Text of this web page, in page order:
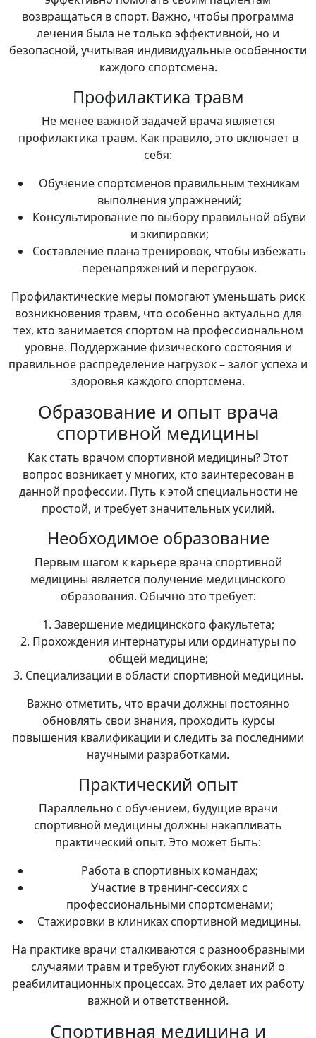
возвращаться в спорт. Важно, чтобы программа
лечения была не только эффективной, но и
безопасной, учитывая индивидуальные особенности
каждого спортсмена.
Профилактика травм
Не менее важной задачей врача является
профилактика травм. Как правило, это включает в
себя:
Обучение спортсменов правильным техникам
выполнения упражнений;
Консультирование по выбору правильной обуви
и экипировки;
Составление плана тренировок, чтобы избежать
перенапряжений и перегрузок.
Профилактические меры помогают уменьшать риск
возникновения травм, что особенно актуально для
тех, кто занимается спортом на профессиональном
уровне. Поддержание физического состояния и
правильное распределение нагрузок – залог успеха и
здоровья каждого спортсмена.
Образование и опыт врача
спортивной медицины
Как стать врачом спортивной медицины? Этот
вопрос возникает у многих, кто заинтересован в
данной профессии. Путь к этой специальности не
простой, и требует значительных усилий.
Необходимое образование
Первым шагом к карьере врача спортивной
медицины является получение медицинского
образования. Обычно это требует:
1. Завершение медицинского факультета;
2. Прохождения интернатуры или ординатуры по
общей медицине;
3. Специализации в области спортивной медицины.
Важно отметить, что врачи должны постоянно
обновлять свои знания, проходить курсы
повышения квалификации и следить за последними
научными разработками.
Практический опыт
Параллельно с обучением, будущие врачи
спортивной медицины должны накапливать
практический опыт. Это может быть:
Работа в спортивных командах;
Участие в тренинг-сессиях с
профессиональными спортсменами;
Стажировки в клиниках спортивной медицины.
На практике врачи сталкиваются с разнообразными
случаями травм и требуют глубоких знаний о
реабилитационных процессах. Это делает их работу
важной и ответственной.
Спортивная медицина и